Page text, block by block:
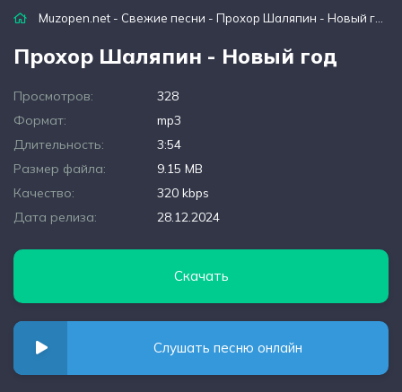
Muzopen.net - Свежие песни - Прохор Шаляпин - Новый год
Прохор Шаляпин - Новый год
Просмотров:
328
Формат:
mp3
Длительность:
3:54
Размер файла:
9.15 MB
Качество:
320 kbps
Дата релиза:
28.12.2024
Скачать
Слушать песню онлайн